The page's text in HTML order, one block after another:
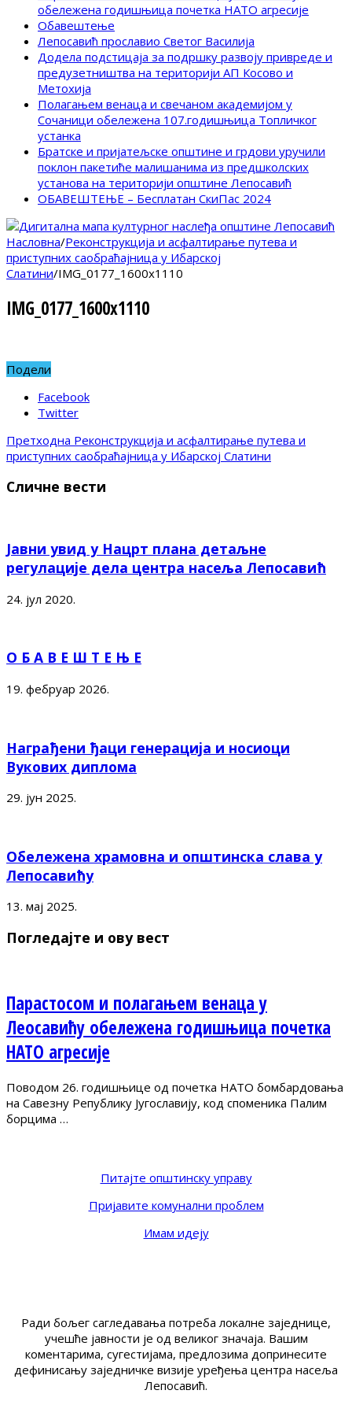
обележена годишњица почетка НАТО агресије
Обавештење
Лепосавић прославио Светог Василија
Додела подстицаја за подршку развоју привреде и
предузетништва на територији АП Косово и
Метохија
Полагањем венаца и свечаном академијом у
Сочаници обележена 107.годишњица Топличког
устанка
Братске и пријатељске општине и грдови уручили
поклон пакетиће малишанима из предшколских
установа на територији општине Лепосавић
ОБАВЕШТЕЊЕ – Бесплатан СкиПас 2024
Насловна/Реконструкција и асфалтирање путева и
приступних саобраћајница у Ибарској
Слатини/IMG_0177_1600x1110
IMG_0177_1600x1110
Подели
Facebook
Twitter
Претходна Реконструкција и асфалтирање путева и
приступних саобраћајница у Ибарској Слатини
Сличне вести
Јавни увид у Нацрт плана детаљне
регулације дела центра насеља Лепосавић
24. јул 2020.
О Б А В Е Ш Т Е Њ Е
19. фебруар 2026.
Награђени ђаци генерација и носиоци
Вукових диплома
29. јун 2025.
Обележена храмовна и општинска слава у
Лепосавићу
13. мај 2025.
Погледајте и ову вест
Парастосом и полагањем венаца у
Леосавићу обележена годишњица почетка
НАТО агресије
Поводом 26. годишњице од почетка НАТО бомбардовања
на Савезну Републику Југославију, код споменика Палим
борцима …
Питајте општинску управу
Пријавите комунални проблем
Имам идеју
Ради бољег сагледавања потреба локалне заједнице,
учешће јавности је од великог значаја. Вашим
коментарима, сугестијама, предлозима допринесите
дефинисању заједничке визије уређења центра насеља
Лепосавић.